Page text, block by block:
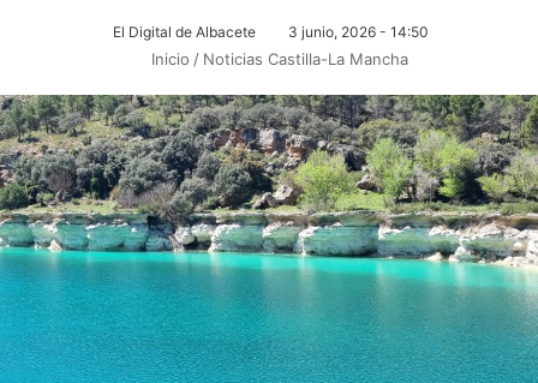
El Digital de Albacete 3 junio, 2026 - 14:50
Inicio / Noticias Castilla-La Mancha